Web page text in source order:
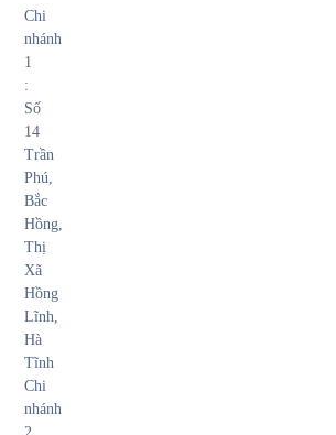
Chi
nhánh
1
:
Số
14
Trần
Phú,
Bắc
Hồng,
Thị
Xã
Hồng
Lĩnh,
Hà
Tĩnh
Chi
nhánh